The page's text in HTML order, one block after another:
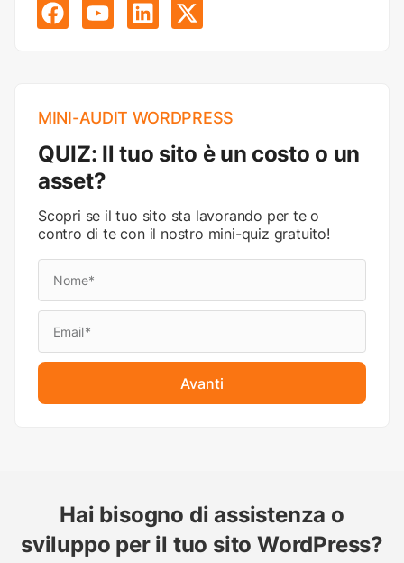
MINI-AUDIT WORDPRESS
QUIZ: Il tuo sito è un costo o un
asset?
Scopri se il tuo sito sta lavorando per te o
contro di te con il nostro mini-quiz gratuito!
Avanti
Hai bisogno di assistenza o
sviluppo per il tuo sito WordPress?